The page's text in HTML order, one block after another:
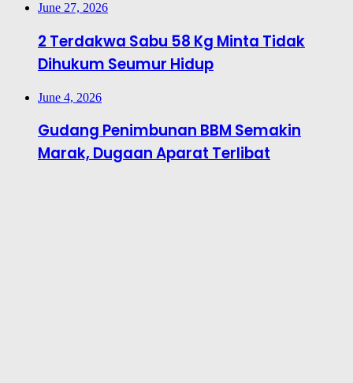
June 27, 2026
2 Terdakwa Sabu 58 Kg Minta Tidak
Dihukum Seumur Hidup
June 4, 2026
Gudang Penimbunan BBM Semakin
Marak, Dugaan Aparat Terlibat